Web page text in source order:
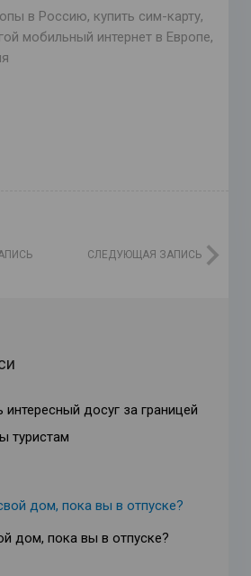
в Россию, купить сим-карту,
мобильный интернет в Европе,
СЛЕДУЮЩАЯ ЗАПИСЬ
интересный досуг за границей
туристам
дом, пока вы в отпуске?